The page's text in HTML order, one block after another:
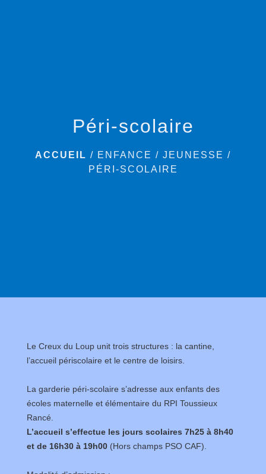
Péri-scolaire
ACCUEIL / ENFANCE / JEUNESSE /
PÉRI-SCOLAIRE
Le Creux du Loup unit trois structures : la cantine,
l’accueil périscolaire et le centre de loisirs.
La garderie péri-scolaire s’adresse aux enfants des
écoles maternelle et élémentaire du RPI Toussieux
Rancé.
L’accueil s’effectue les jours scolaires 7h25 à 8h40
et de 16h30 à 19h00 (Hors champs PSO CAF).